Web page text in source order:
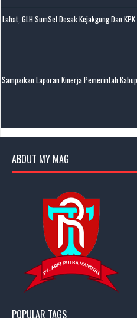
GLH SumSel Desak Kejakgung Dan
Laporan Kinerja Pemerintah
ABOUT MY MAG
POPULAR TAGS